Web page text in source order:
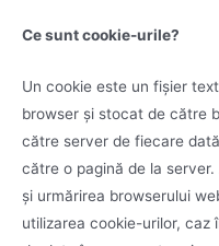
Ce sunt cookie-urile?
Un cookie este un fișier
browser și stocat de către
către server de fiecare
către o pagină de la
și urmărirea browserului
utilizarea cookie-urilor, caz